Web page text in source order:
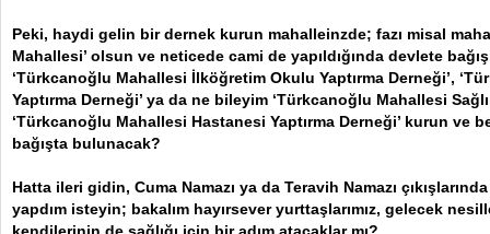
Peki, haydi gelin bir dernek kurun mahalleinzde; fazı misal
Mahallesi’ olsun ve neticede cami de yapıldığında devlete
‘Türkcanoğlu Mahallesi İlköğretim Okulu Yaptırma Derneği’,
Yaptırma Derneği’ ya da ne bileyim ‘Türkcanoğlu Mahallesi
‘Türkcanoğlu Mahallesi Hastanesi Yaptırma Derneği’ kurun ve
bağışta bulunacak?
Hatta ileri gidin, Cuma Namazı ya da Teravih Namazı
yapdım isteyin; bakalım hayırsever yurttaşlarımız, gelecek